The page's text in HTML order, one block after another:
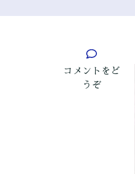
コメントをど
うぞ
(ラ
ン